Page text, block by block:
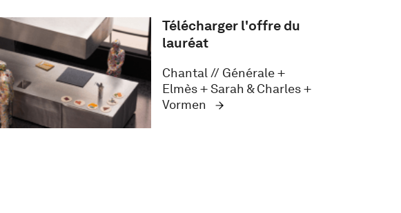
Télécharger l'offre du
lauréat
Chantal // Générale +
Elmès + Sarah & Charles +
Vormen